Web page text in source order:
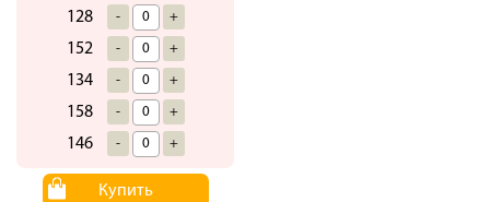
128 - +
152 - +
134 - +
158 - +
146 - +
Купить